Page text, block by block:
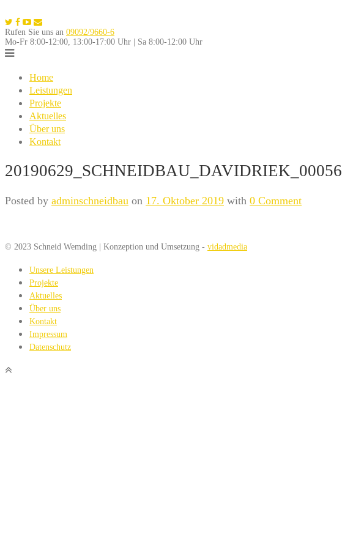
to
content
Rufen Sie uns an 09092/9660-6
Mo-Fr 8:00-12:00, 13:00-17:00 Uhr | Sa 8:00-12:00 Uhr
Home
Leistungen
Projekte
Aktuelles
Über uns
Kontakt
20190629_SCHNEIDBAU_DAVIDRIEK_00056
Posted by adminschneidbau on 17. Oktober 2019 with 0 Comment
© 2023 Schneid Wemding | Konzeption und Umsetzung - vidadmedia
Unsere Leistungen
Projekte
Aktuelles
Über uns
Kontakt
Impressum
Datenschutz